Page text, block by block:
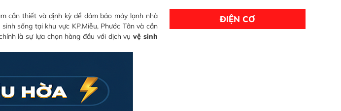
cần thiết và định kỳ để đảm bảo máy lạnh nhà
sống tại khu vực KP.Miễu, Phước Tân và cần
là sự lựa chọn hàng đầu với dịch vụvệ sinh
ĐIỆN CƠ